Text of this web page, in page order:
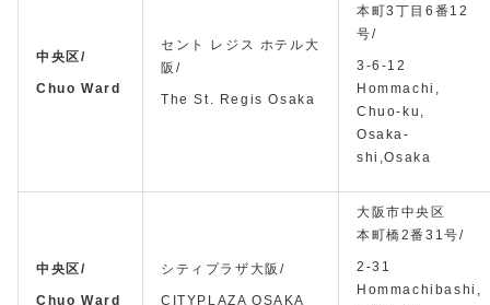
中央区/
Chuo Ward
セント レジス ホテル大
阪/
The St. Regis Osaka
本町3丁目6番12
号/
3-6-12
Hommachi,
Chuo-ku,
Osaka-
shi,Osaka
中央区/
Chuo Ward
シティプラザ大阪/
CITYPLAZA OSAKA
大阪市中央区
本町橋2番31号/
2-31
Hommachibashi,